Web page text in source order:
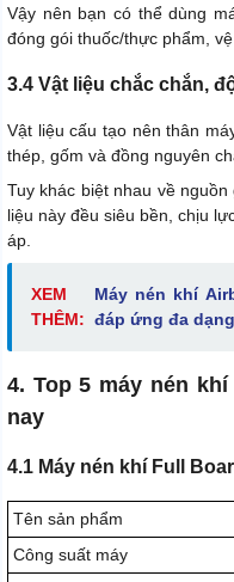
Vậy nên bạn có thể dùng
đóng gói thuốc/thực phẩm,
3.4 Vật liệu chắc chắn,
Vật liệu cấu tạo nên thân
thép, gốm và đồng nguyên
Tuy khác biệt nhau về
liệu này đều siêu bền, chịu
áp.
XEM
THÊM:
Máy nén khí
đáp ứng đa
4. Top 5 máy nén
nay
4.1 Máy nén khí Full
Tên sản phẩm
Công suất máy